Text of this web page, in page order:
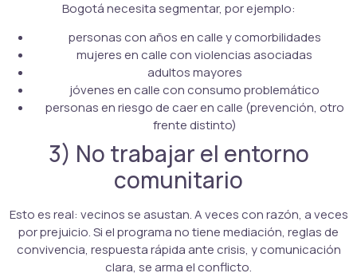
Bogotá necesita segmentar, por ejemplo:
personas con años en calle y comorbilidades
mujeres en calle con violencias asociadas
adultos mayores
jóvenes en calle con consumo problemático
personas en riesgo de caer en calle (prevención, otro
frente distinto)
3) No trabajar el entorno
comunitario
Esto es real: vecinos se asustan. A veces con razón, a veces
por prejuicio. Si el programa no tiene mediación, reglas de
convivencia, respuesta rápida ante crisis, y comunicación
clara, se arma el conflicto.